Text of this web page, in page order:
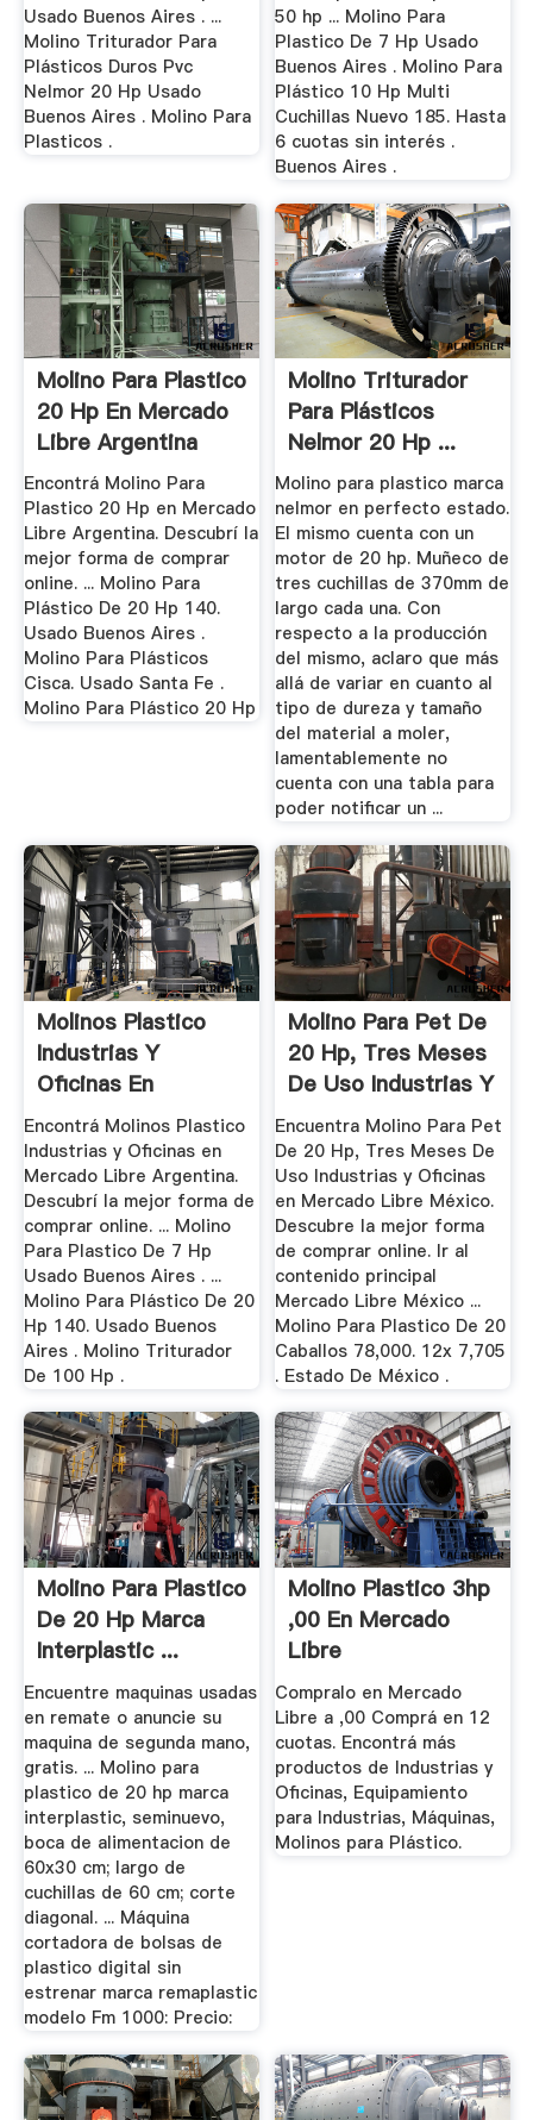
Usado Buenos Aires . ...
Molino Triturador Para
Plásticos Duros Pvc
Nelmor 20 Hp Usado
Buenos Aires . Molino Para
Plasticos .
50 hp ... Molino Para
Plastico De 7 Hp Usado
Buenos Aires . Molino Para
Plástico 10 Hp Multi
Cuchillas Nuevo 185. Hasta
6 cuotas sin interés .
Buenos Aires .
Molino Para Plastico
20 Hp En Mercado
Libre Argentina
Encontrá Molino Para
Plastico 20 Hp en Mercado
Libre Argentina. Descubrí la
mejor forma de comprar
online. ... Molino Para
Plástico De 20 Hp 140.
Usado Buenos Aires .
Molino Para Plásticos
Cisca. Usado Santa Fe .
Molino Para Plástico 20 Hp
Molino Triturador
Para Plásticos
Nelmor 20 Hp ...
Molino para plastico marca
nelmor en perfecto estado.
El mismo cuenta con un
motor de 20 hp. Muñeco de
tres cuchillas de 370mm de
largo cada una. Con
respecto a la producción
del mismo, aclaro que más
allá de variar en cuanto al
tipo de dureza y tamaño
del material a moler,
lamentablemente no
cuenta con una tabla para
poder notificar un ...
Molinos Plastico
Industrias Y
Oficinas En
Mercado Libre ...
Encontrá Molinos Plastico
Industrias y Oficinas en
Mercado Libre Argentina.
Descubrí la mejor forma de
comprar online. ... Molino
Para Plastico De 7 Hp
Usado Buenos Aires . ...
Molino Para Plástico De 20
Hp 140. Usado Buenos
Aires . Molino Triturador
De 100 Hp .
Molino Para Pet De
20 Hp, Tres Meses
De Uso Industrias Y
...
Encuentra Molino Para Pet
De 20 Hp, Tres Meses De
Uso Industrias y Oficinas
en Mercado Libre México.
Descubre la mejor forma
de comprar online. Ir al
contenido principal
Mercado Libre México ...
Molino Para Plastico De 20
Caballos 78,000. 12x 7,705
. Estado De México .
Molino Para Plastico
De 20 Hp Marca
Interplastic ...
Encuentre maquinas usadas
en remate o anuncie su
maquina de segunda mano,
gratis. ... Molino para
plastico de 20 hp marca
interplastic, seminuevo,
boca de alimentacion de
60x30 cm; largo de
cuchillas de 60 cm; corte
diagonal. ... Máquina
cortadora de bolsas de
plastico digital sin
estrenar marca remaplastic
modelo Fm 1000: Precio:
Molino Plastico 3hp
,00 En Mercado
Libre
Compralo en Mercado
Libre a ,00 Comprá en 12
cuotas. Encontrá más
productos de Industrias y
Oficinas, Equipamiento
para Industrias, Máquinas,
Molinos para Plástico.